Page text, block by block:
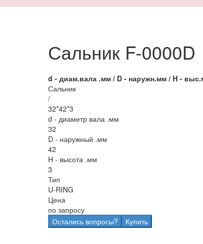
Сальник F-0000D
d - диам.вала .мм / D - наружн.мм / H -
Сальник
/
32*42*3
d - диаметр вала .мм
32
D - наружный .мм
42
H - высота .мм
3
Тип
U-RING
Цена
по запросу
Остались вопросы?
Купить